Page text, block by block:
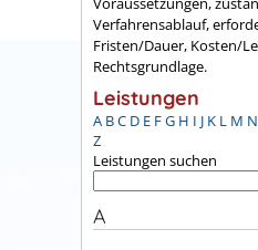
Verfahrensablauf,
Fristen/Dauer, Kosten/
Rechtsgrundlage.
Leistungen
A BC D E FG H I J K L M N
Z
Leistungen suchen
A